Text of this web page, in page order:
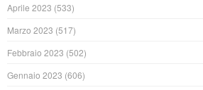
Aprile 2023 (533)
Marzo 2023 (517)
Febbraio 2023 (502)
Gennaio 2023 (606)